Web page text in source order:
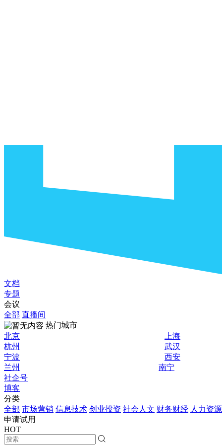
文档
专题
会议
全部 直播间
热门城市
北京
上海
杭州
武汉
宁波
西安
兰州
南宁
社企号
博客
分类
全部 市场营销 信息技术 创业投资 社会人文 财务财经 人力资源
申请试用
HOT